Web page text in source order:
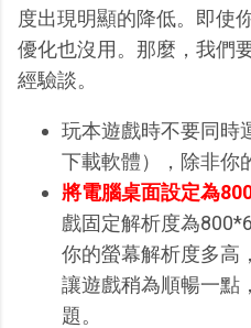
度出現明顯的降低。即使
優化也沒用。那麼，我們
經驗談。
玩本遊戲時不要同時
下載軟體），除非你
將電腦桌面設定為
戲固定解析度為
你的螢幕解析度多高
讓遊戲稍為順暢一點
題。